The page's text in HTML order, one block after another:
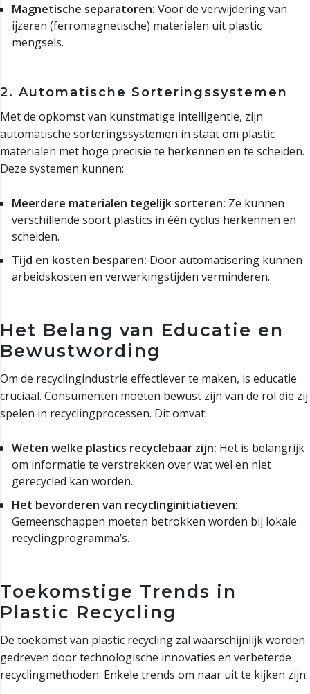
Magnetische separatoren: Voor de verwijdering van
ijzeren (ferromagnetische) materialen uit plastic
mengsels.
2. Automatische Sorteringssystemen
Met de opkomst van kunstmatige intelligentie, zijn
automatische sorteringssystemen in staat om plastic
materialen met hoge precisie te herkennen en te scheiden.
Deze systemen kunnen:
Meerdere materialen tegelijk sorteren: Ze kunnen
verschillende soort plastics in één cyclus herkennen en
scheiden.
Tijd en kosten besparen: Door automatisering kunnen
arbeidskosten en verwerkingstijden verminderen.
Het Belang van Educatie en
Bewustwording
Om de recyclingindustrie effectiever te maken, is educatie
cruciaal. Consumenten moeten bewust zijn van de rol die zij
spelen in recyclingprocessen. Dit omvat:
Weten welke plastics recyclebaar zijn: Het is belangrijk
om informatie te verstrekken over wat wel en niet
gerecycled kan worden.
Het bevorderen van recyclinginitiatieven:
Gemeenschappen moeten betrokken worden bij lokale
recyclingprogramma’s.
Toekomstige Trends in
Plastic Recycling
De toekomst van plastic recycling zal waarschijnlijk worden
gedreven door technologische innovaties en verbeterde
recyclingmethoden. Enkele trends om naar uit te kijken zijn: